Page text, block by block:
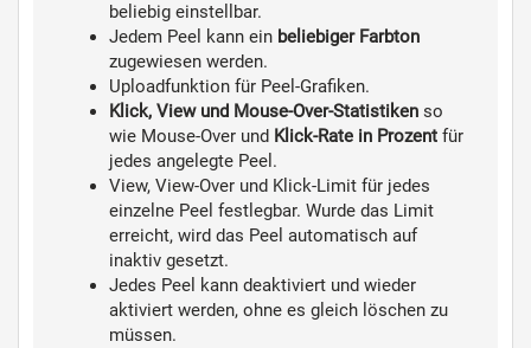
beliebig einstellbar.
Jedem Peel kann ein beliebiger Farbton
zugewiesen werden.
Uploadfunktion für Peel-Grafiken.
Klick, View und Mouse-Over-Statistiken so
wie Mouse-Over und Klick-Rate in Prozent für
jedes angelegte Peel.
View, View-Over und Klick-Limit für jedes
einzelne Peel festlegbar. Wurde das Limit
erreicht, wird das Peel automatisch auf
inaktiv gesetzt.
Jedes Peel kann deaktiviert und wieder
aktiviert werden, ohne es gleich löschen zu
müssen.